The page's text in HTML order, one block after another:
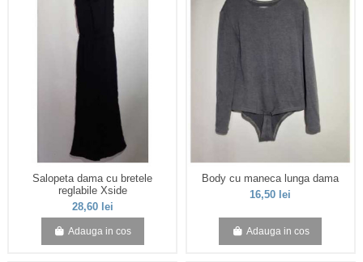
Salopeta dama cu bretele
reglabile Xside
28,60 lei
Adauga in cos
Body cu maneca lunga dama
16,50 lei
Adauga in cos